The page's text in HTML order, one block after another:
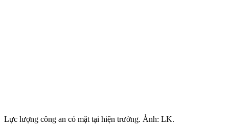
Lực lượng công an có mặt tại hiện trường. Ảnh: LK.